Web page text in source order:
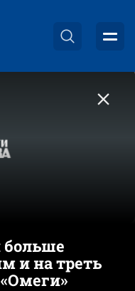
больше
и на треть